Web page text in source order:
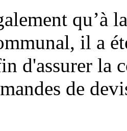
qu’à
il a
d'assurer la
de